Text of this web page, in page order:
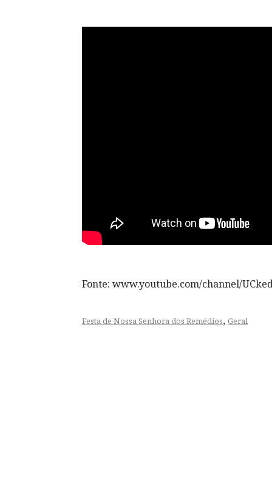
Fonte: www.youtube.com/channel/
Festa de Nossa Senhora dos Remédios, Geral